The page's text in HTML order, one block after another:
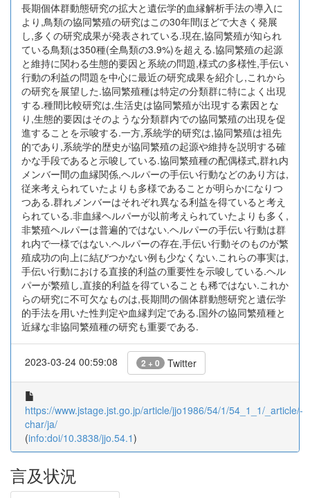
長期個体群動態研究の拡大と遺伝学的血縁解析手法の導入に
より,鳥類の協同繁殖の研究はこの30年間ほどで大きく発展
し,多くの研究成果が発表されている.現在,協同繁殖が知られ
ている鳥類は350種(全鳥類の3.9%)を超える.協同繁殖の起源
と維持に関わる生態的要因と系統の問題,様式の多様性,手伝い
行動の利益の問題を中心に最近の研究成果を紹介し,これから
の研究を展望した.協同繁殖種は特定の分類群に特によく出現
する.種間比較研究は,生活史は協同繁殖が出現する素因とな
り,生態的要因はそのような分類群内での協同繁殖の出現を促
進することを示唆する.一方,系統学的研究は,協同繁殖は祖先
的であり,系統学的歴史が協同繁殖の起源や維持を説明する確
かな手段であると示唆している.協同繁殖種の配偶様式,群れ内
メンバー間の血縁関係,ヘルパーの手伝い行動などのあり方は,
従来考えられていたよりも多様であることが明らかになりつ
つある.群れメンバーはそれぞれ異なる利益を得ていると考え
られている.非血縁ヘルパーが以前考えられていたよりも多く,
非繁殖ヘルパーは普遍的ではない.ヘルパーの手伝い行動は群
れ内で一様ではない.ヘルパーの存在,手伝い行動そのものが繁
殖成功の向上に結びつかない例も少なくない.これらの事実は,
手伝い行動における直接的利益の重要性を示唆している.ヘル
パーが繁殖し,直接的利益を得ていることも稀ではない.これか
らの研究に不可欠なものは,長期間の個体群動態研究と遺伝学
的手法を用いた性判定や血縁判定である.国外の協同繁殖種と
近縁な非協同繁殖種の研究も重要である.
2023-03-24 00:59:08 2 + 0 Twitter
https://www.jstage.jst.go.jp/article/jjo1986/54/1/54_1_1/_article/-
char/ja/
(info:doi/10.3838/jjo.54.1)
言及状況